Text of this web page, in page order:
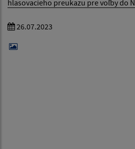
hlasovacieho preukazu pre voľby do
26.07.2023